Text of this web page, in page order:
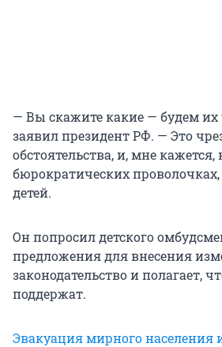
— Вы скажите какие — будем их
заявил президент РФ. — Это
обстоятельства, и, мне
бюрократических проволочках,
детей.
Он попросил детского
предложения для внесения
законодательство и полагает,
поддержат.
Эвакуация мирного населения